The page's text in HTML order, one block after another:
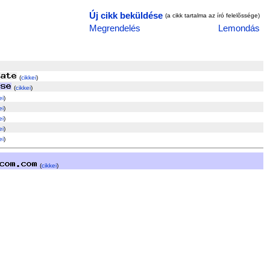
Új cikk beküldése (a cikk tartalma az író felelõssége)
Megrendelés Lemondás
(cikkei)
(cikkei)
)
)
)
)
)
(cikkei)